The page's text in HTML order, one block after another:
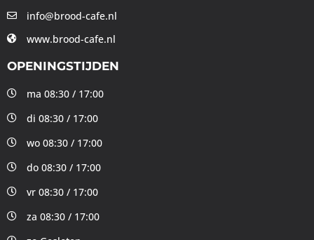
info@brood-cafe.nl
www.brood-cafe.nl
OPENINGSTIJDEN
ma 08:30 / 17:00
di 08:30 / 17:00
wo 08:30 / 17:00
do 08:30 / 17:00
vr 08:30 / 17:00
za 08:30 / 17:00